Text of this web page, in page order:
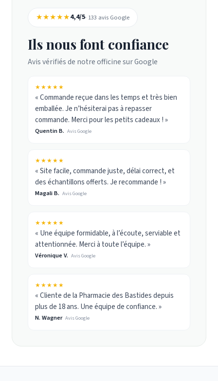
★★★★★4,4/5· 133 avis Google
Ils nous font confiance
Avis vérifiés de notre officine sur Google
★★★★★
« Commande reçue dans les temps et très bien
emballée. Je n’hésiterai pas à repasser
commande. Merci pour les petits cadeaux ! »
Quentin B. Avis Google
★★★★★
« Site facile, commande juste, délai correct, et
des échantillons offerts. Je recommande ! »
Magali B. Avis Google
★★★★★
« Une équipe formidable, à l’écoute, serviable et
attentionnée. Merci à toute l’équipe. »
Véronique V. Avis Google
★★★★★
« Cliente de la Pharmacie des Bastides depuis
plus de 18 ans. Une équipe de confiance. »
N. Wagner Avis Google